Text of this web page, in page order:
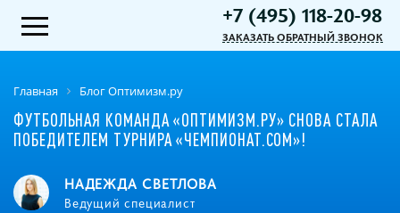
+7 (495) 118-20-98
ЗАКАЗАТЬ ОБРАТНЫЙ ЗВОНОК
Главная Блог Оптимизм.ру
ФУТБОЛЬНАЯ КОМАНДА «ОПТИМИЗМ.РУ» СНОВА СТАЛА
ПОБЕДИТЕЛЕМ ТУРНИРА «ЧЕМПИОНАТ.COM»!
НАДЕЖДА СВЕТЛОВА
Ведущий специалист